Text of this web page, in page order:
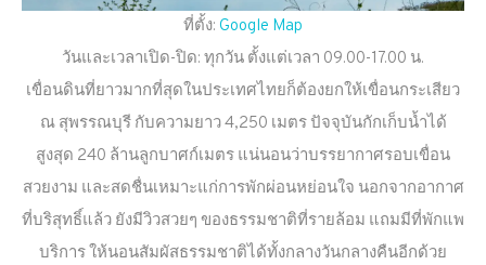
ที่ตั้ง: Google Map
วันและเวลาเปิด-ปิด: ทุกวัน ตั้งแต่เวลา 09.00-17.00 น.
เขื่อนดินที่ยาวมากที่สุดในประเทศไทยก็ต้องยกให้เขื่อนกระเสียว
ณ สุพรรณบุรี กับความยาว 4,250 เมตร ปัจจุบันกักเก็บน้ำได้
สูงสุด 240 ล้านลูกบาศก์เมตร แน่นอนว่าบรรยากาศรอบเขื่อน
สวยงาม และสดชื่นเหมาะแก่การพักผ่อนหย่อนใจ นอกจากอากาศ
ที่บริสุทธิ์แล้ว ยังมีวิวสวยๆ ของธรรมชาติที่รายล้อม แถมมีที่พักแพ
บริการ ให้นอนสัมผัสธรรมชาติได้ทั้งกลางวันกลางคืนอีกด้วย